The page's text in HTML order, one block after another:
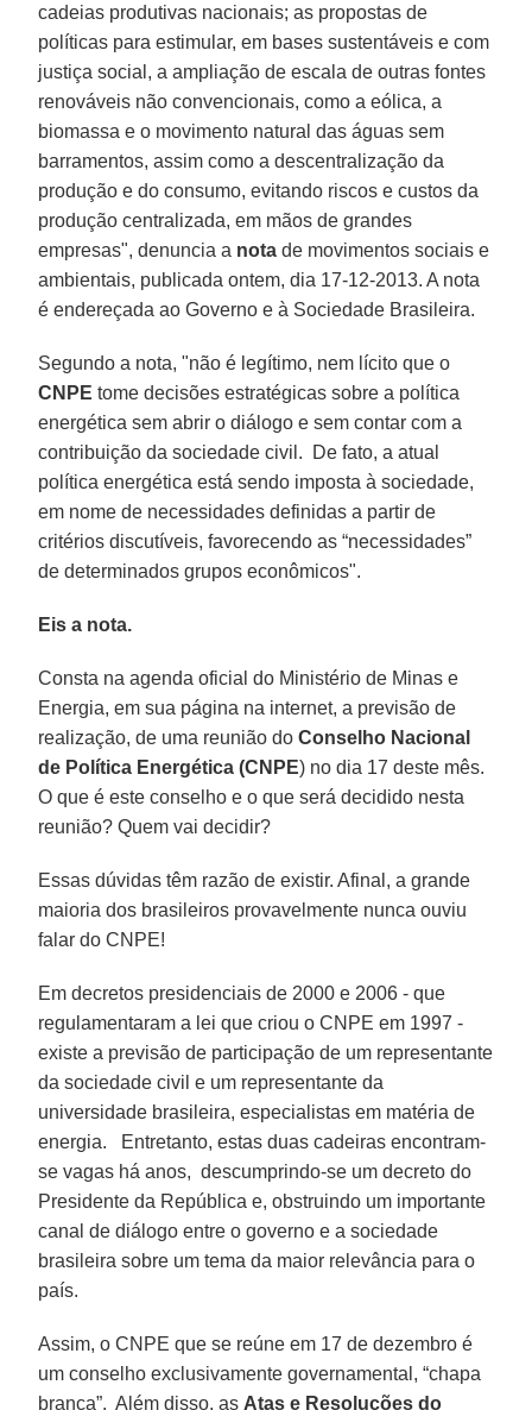
cadeias produtivas nacionais; as propostas de
políticas para estimular, em bases sustentáveis e com
justiça social, a ampliação de escala de outras fontes
renováveis não convencionais, como a eólica, a
biomassa e o movimento natural das águas sem
barramentos, assim como a descentralização da
produção e do consumo, evitando riscos e custos da
produção centralizada, em mãos de grandes
empresas", denuncia a nota de movimentos sociais e
ambientais, publicada ontem, dia 17-12-2013. A nota
é endereçada ao Governo e à Sociedade Brasileira.
Segundo a nota, "não é legítimo, nem lícito que o
CNPE tome decisões estratégicas sobre a política
energética sem abrir o diálogo e sem contar com a
contribuição da sociedade civil. De fato, a atual
política energética está sendo imposta à sociedade,
em nome de necessidades definidas a partir de
critérios discutíveis, favorecendo as “necessidades”
de determinados grupos econômicos".
Eis a nota.
Consta na agenda oficial do Ministério de Minas e
Energia, em sua página na internet, a previsão de
realização, de uma reunião doConselho Nacional
de Política Energética (CNPE) no dia 17 deste mês.
O que é este conselho e o que será decidido nesta
reunião? Quem vai decidir?
Essas dúvidas têm razão de existir. Afinal, a grande
maioria dos brasileiros provavelmente nunca ouviu
falar do CNPE!
Em decretos presidenciais de 2000 e 2006 - que
regulamentaram a lei que criou o CNPE em 1997 -
existe a previsão de participação de um representante
da sociedade civil e um representante da
universidade brasileira, especialistas em matéria de
energia. Entretanto, estas duas cadeiras encontram-
se vagas há anos, descumprindo-se um decreto do
Presidente da República e, obstruindo um importante
canal de diálogo entre o governo e a sociedade
brasileira sobre um tema da maior relevância para o
país.
Assim, o CNPE que se reúne em 17 de dezembro é
um conselho exclusivamente governamental, “chapa
branca”. Além disso, as Atas e Resoluções do